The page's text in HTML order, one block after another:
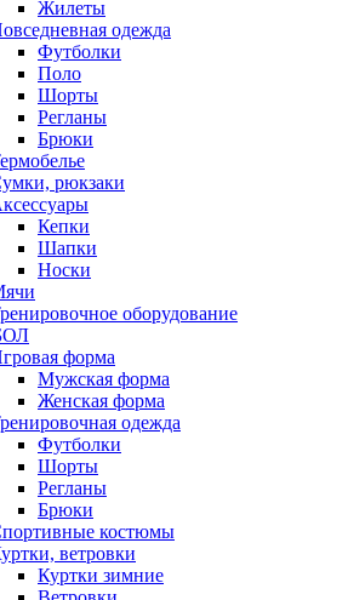
Жилеты
одежда
Футболки
Поло
Шорты
Регланы
Брюки
рюкзаки
Кепки
Шапки
Носки
оборудование
форма
Мужская форма
Женская форма
одежда
Футболки
Шорты
Регланы
Брюки
костюмы
ветровки
Куртки зимние